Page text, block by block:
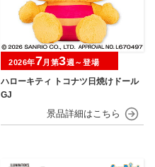
ハローキティ トコナツ日焼けドール
GJ
2026年7月第3週～登場